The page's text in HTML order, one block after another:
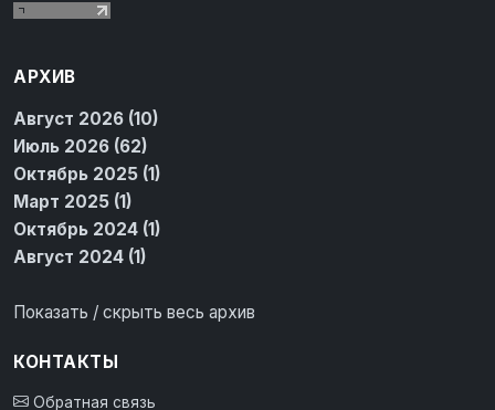
АРХИВ
Август 2026 (10)
Июль 2026 (62)
Октябрь 2025 (1)
Март 2025 (1)
Октябрь 2024 (1)
Август 2024 (1)
Показать / скрыть весь архив
КОНТАКТЫ
Обратная связь